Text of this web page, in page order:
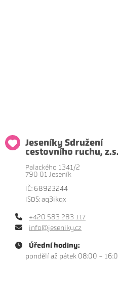
Jeseníky Sdružení
cestovního ruchu, z.s.
Palackého 1341/2
790 01 Jeseník
IČ: 68923244
ISDS: aq3ikqx
+420 583 283 117
info@jeseniky.cz
Úřední hodiny:
pondělí až pátek 08:00 -